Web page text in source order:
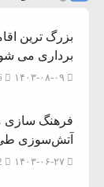
بزرگ ترین
برداری می
۱۴۰۳-۰۸-۰۹
آتش‌سوزی
۱۴۰۳-۰۶-۲۷